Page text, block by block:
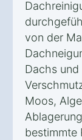
von der
Dachs
Moos,
bestimmte